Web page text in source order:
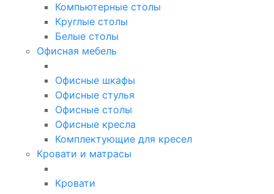
Компьютерные столы
Круглые столы
Белые столы
Офисная мебель
Офисные шкафы
Офисные стулья
Офисные столы
Офисные кресла
Комплектующие для кресел
Кровати и матрасы
Кровати